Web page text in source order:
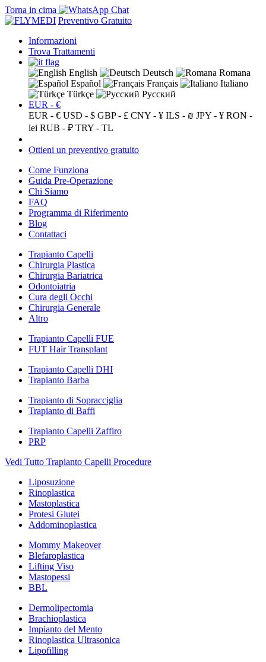
Torna in cima
Preventivo Gratuito
Informazioni
Trova Trattamenti
English Deutsch
Romana
Español
Français
Italiano
Türkçe
Русский
EUR - €
EUR - € USD - $ GBP - £ CNY - ¥ ILS - ₪ JPY - ¥ RON -
lei RUB - ₽ TRY - TL
Ottieni un preventivo gratuito
Come Funziona
Guida Pre-Operazione
Chi Siamo
FAQ
Programma di Riferimento
Blog
Contattaci
Trapianto Capelli
Chirurgia Plastica
Chirurgia Bariatrica
Odontoiatria
Cura degli Occhi
Chirurgia Generale
Altro
Trapianto Capelli FUE
FUT Hair Transplant
Trapianto Capelli DHI
Trapianto Barba
Trapianto di Sopracciglia
Trapianto di Baffi
Trapianto Capelli Zaffiro
PRP
Vedi Tutto Trapianto Capelli Procedure
Liposuzione
Rinoplastica
Mastoplastica
Protesi Glutei
Addominoplastica
Mommy Makeover
Blefaroplastica
Lifting Viso
Mastopessi
BBL
Dermolipectomia
Brachioplastica
Impianto del Mento
Rinoplastica Ultrasonica
Lipofilling